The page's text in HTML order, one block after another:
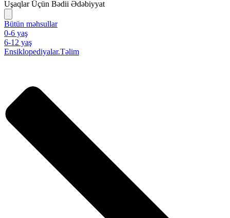
Uşaqlar Üçün Bədii Ədəbiyyat
Bütün məhsullar
0-6 yaş
6-12 yaş
Ensiklopediyalar.Təlim